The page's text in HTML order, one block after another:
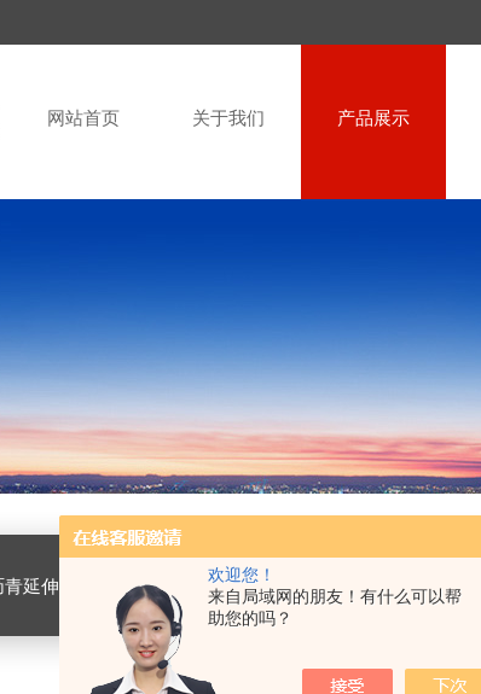
欢迎您！
来自局域网的朋友！有什么可以帮
助您的吗？
网站首页 关于我们 产品展示
合料离心式抽提仪，马歇尔电动击实仪，车辙试验成型机，连续式路面八轮平整度仪，商品混凝土搅拌站试验仪器，试模